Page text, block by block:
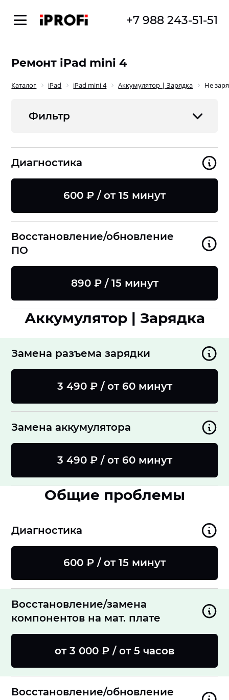
+7 988 243-51-51
Ремонт iPad mini 4
Каталог iPad iPad mini 4 Аккумулятор | Зарядка Не
Фильтр
Диагностика
600 ₽ / от 15 минут
Восстановление/обновление
ПО
890 ₽ / 15 минут
Аккумулятор | Зарядка
Замена разъема зарядки
3 490 ₽ / от 60 минут
Замена аккумулятора
3 490 ₽ / от 60 минут
Общие проблемы
Диагностика
600 ₽ / от 15 минут
Восстановление/замена
компонентов на мат. плате
от 3 000 ₽ / от 5 часов
Восстановление/обновление